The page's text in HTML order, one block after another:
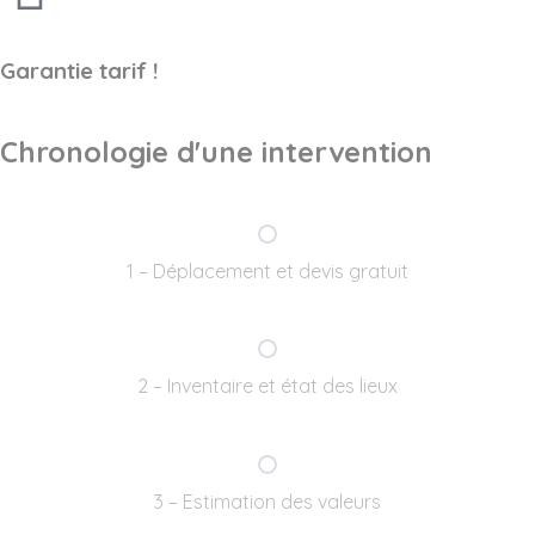
Garantie tarif !
Chronologie d'une intervention
1 – Déplacement et devis gratuit
2 – Inventaire et état des lieux
3 – Estimation des valeurs